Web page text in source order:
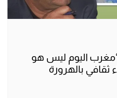
اليوم ليس هو
بالهرورة